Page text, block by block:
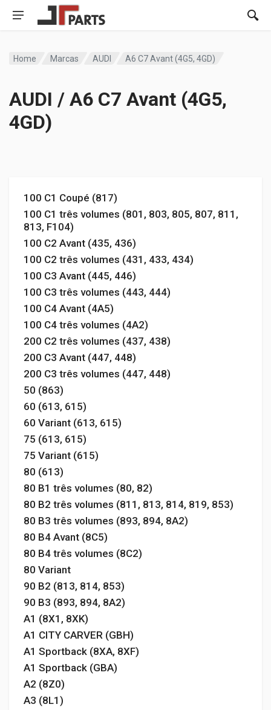
Home Marcas AUDI A6 C7 Avant (4G5, 4GD)
AUDI / A6 C7 Avant (4G5,
4GD)
100 C1 Coupé (817)
100 C1 três volumes (801, 803, 805, 807, 811,
813, F104)
100 C2 Avant (435, 436)
100 C2 três volumes (431, 433, 434)
100 C3 Avant (445, 446)
100 C3 três volumes (443, 444)
100 C4 Avant (4A5)
100 C4 três volumes (4A2)
200 C2 três volumes (437, 438)
200 C3 Avant (447, 448)
200 C3 três volumes (447, 448)
50 (863)
60 (613, 615)
60 Variant (613, 615)
75 (613, 615)
75 Variant (615)
80 (613)
80 B1 três volumes (80, 82)
80 B2 três volumes (811, 813, 814, 819, 853)
80 B3 três volumes (893, 894, 8A2)
80 B4 Avant (8C5)
80 B4 três volumes (8C2)
80 Variant
90 B2 (813, 814, 853)
90 B3 (893, 894, 8A2)
A1 (8X1, 8XK)
A1 CITY CARVER (GBH)
A1 Sportback (8XA, 8XF)
A1 Sportback (GBA)
A2 (8Z0)
A3 (8L1)